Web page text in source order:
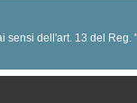
sensi dell'art. 13 del